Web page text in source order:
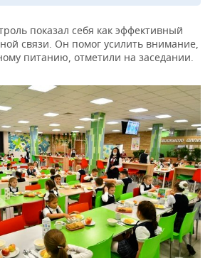
показал себя как эффективный
связи. Он помог усилить внимание,
питанию, отметили на заседании.